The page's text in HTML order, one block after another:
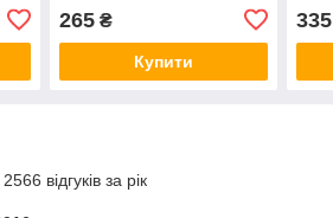
265₴
Купити
335
відгуків за рік